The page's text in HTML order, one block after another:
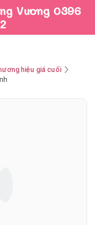
Vương 0396
hiệu giá cuối